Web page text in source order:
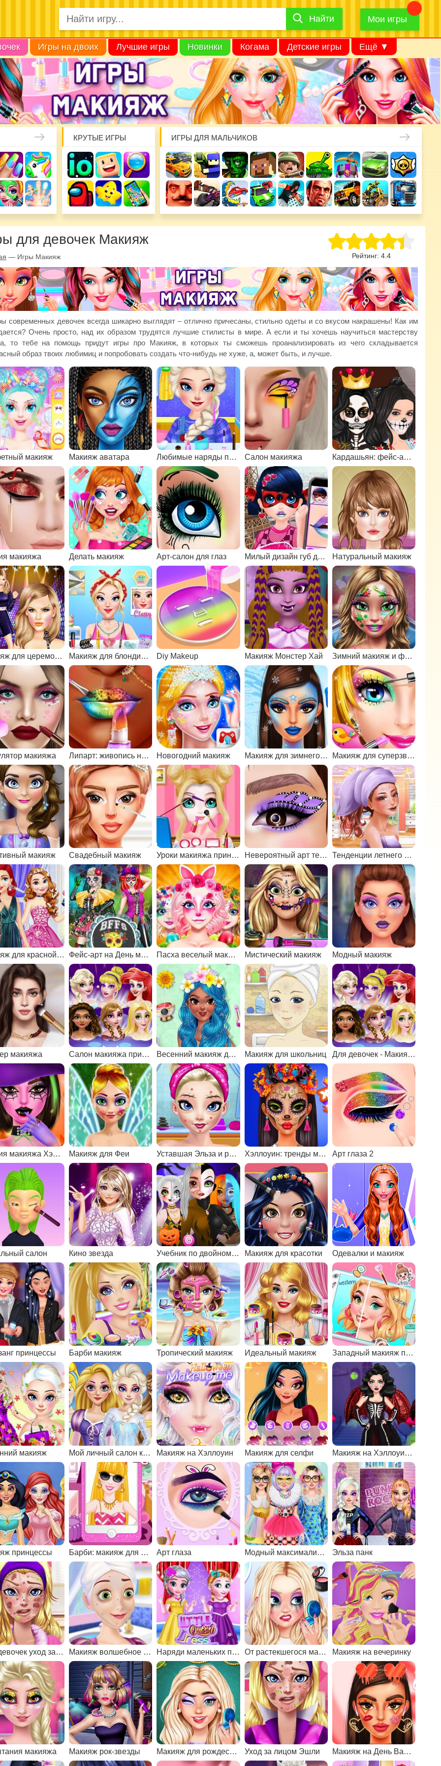
Найти
Найти Мои игры
Игры на двоих Лучшие игры Новинки Когама Детские игры Ещё ▼
КРУТЫЕ ИГРЫ ИГРЫ ДЛЯ МАЛЬЧИКОВ
Рейтинг: 4.4
для девочек Макияж
— Игры Макияж
современных девочек всегда шикарно выглядят – отлично причесаны, стильно одеты и со вкусом накрашены! Как им
Очень просто, над их образом трудятся лучшие стилисты в мире. А если и ты хочешь научиться мастерству
то тебе на помощь придут игры про Макияж, в которых ты сможешь проанализировать из чего складывается
образ твоих любимиц и попробовать создать что-нибудь не хуже, а, может быть, и лучше.
макияж Макияж аватара Любимые наряды принцесс Салон макияжа Кардашьян: фейс-арт на Хэллоуин
макияжа Делать макияж Арт-салон для глаз Милый дизайн губ для Маринетт Натуральный макияж
Макияж для церемоний Макияж для блондинки Diy Makeup Макияж Монстер Хай Зимний макияж и фейс-арт
макияжа Липарт: живопись на губах Новогодний макияж Макияж для зимнего бала Макияж для суперзвезды
макияж Свадебный макияж Уроки макияжа принцесс Невероятный арт теней для век принцессы 2 Тенденции летнего макияжа
Макияж для красной дорожки Фейс-арт на День мертвых Пасха веселый макияж Мистический макияж Модный макияж
макияжа Салон макияжа принцессы Весенний макияж для Моаны Макияж для школьниц Для девочек - Макияж Мания
Студия макияжа Хэллоуин Макияж для Феи Уставшая Эльза и ребенок Хэллоуин: тренды макияжа Арт глаза 2
салон Кино звезда Учебник по двойному макияжу принцессы на Хэллоуин Макияж для красотки Одевалки и макияж
принцессы Барби макияж Тропический макияж Идеальный макияж Западный макияж против корейского
макияж Мой личный салон красоты Макияж на Хэллоуин Макияж для селфи Макияж на Хэллоуин для Харли Квинн
принцессы Барби: макияж для селфи Арт глаза Модный максималистский макияж Эльза панк
Для девочек уход за лицом Макияж волшебное преображение Наряди маленьких принцесс От растекшегося макияжа к новому Макияж на вечеринку
макияжа Макияж рок-звезды Макияж для рождественской вечеринки Уход за лицом Эшли Макияж на День Валентина 2